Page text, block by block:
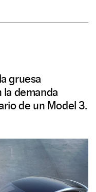
gruesa
demanda
de un Model 3.